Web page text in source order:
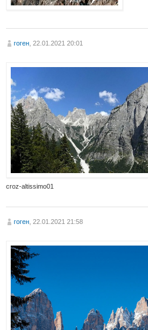
гоген , 22.01.2021 20:01
croz-altissimo01
гоген , 22.01.2021 21:58